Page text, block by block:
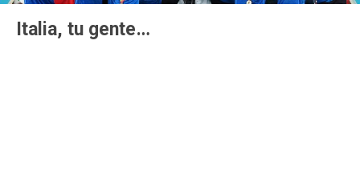
Italia, tu gente…